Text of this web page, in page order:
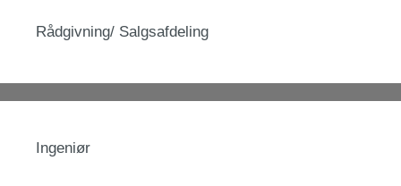
Rådgivning/ Salgsafdeling
Ingeniør